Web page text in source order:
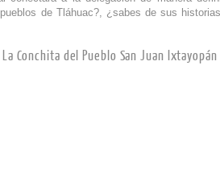
de Tláhuac?, ¿sabes de sus
Conchita del Pueblo San Juan